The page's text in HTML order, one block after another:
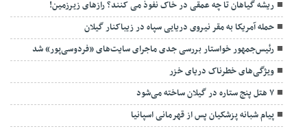
ریشه گیاهان تا چه عمقی در خاک نفوذ می کنند؟ رازهای زیرزمین!
حمله آمریکا به مقر نیروی دریایی سپاه در زیباکنار گیلان
رئیس‌جمهور خواستار بررسی جدی ماجرای سایت‌های «فردوسی‌پور» شد
ویژگی‌های خطرناک دریای خزر
۷ هتل پنج ستاره در گیلان ساخته می‌شود
پیام شبانه پزشکیان پس از قهرمانی اسپانیا